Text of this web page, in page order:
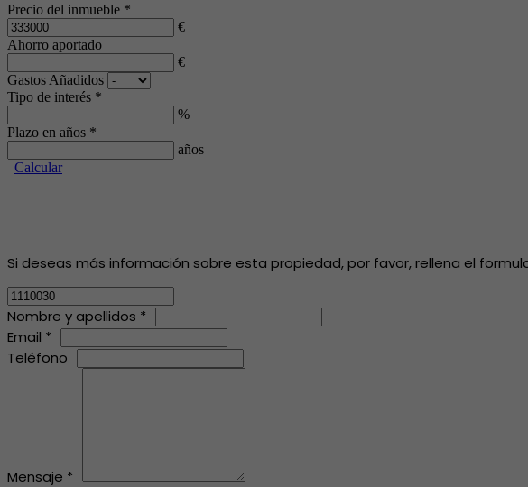
Precio del inmueble *
€
Ahorro aportado
€
Gastos Añadidos
Tipo de interés *
%
Plazo en años *
años
Calcular
Si deseas más información sobre esta propiedad, por favor, rellena el
Nombre y apellidos *
Email *
Teléfono
Mensaje *